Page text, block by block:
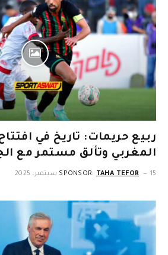
ربيع حريمات: تاريخ في
المغربي وتألق مستمر مع
SPONSOR:TAHA TEFOR 15 سبتمبر، 2025